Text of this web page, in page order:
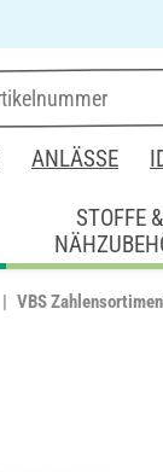
ANLÄSSE
STOFFE &
VBS